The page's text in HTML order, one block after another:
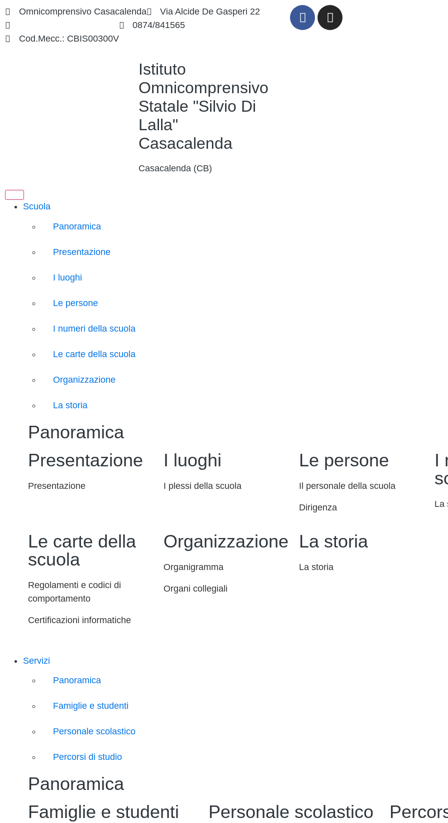
Omnicomprensivo Casacalenda
Via Alcide De Gasperi 22
0874/841565
Cod.Mecc.: CBIS00300V
Istituto
Omnicomprensivo
Statale "Silvio Di
Lalla"
Casacalenda
Casacalenda (CB)
Scuola
Panoramica
Presentazione
I luoghi
Le persone
I numeri della scuola
Le carte della scuola
Organizzazione
La storia
Panoramica
Presentazione
Presentazione
I luoghi
I plessi della scuola
Le persone
Il personale della scuola
Dirigenza
I
La
Le carte della
scuola
Regolamenti e codici di
comportamento
Certificazioni informatiche
Organizzazione
Organigramma
Organi collegiali
La storia
La storia
Servizi
Panoramica
Famiglie e studenti
Personale scolastico
Percorsi di studio
Panoramica
Famiglie e studenti
Personale scolastico